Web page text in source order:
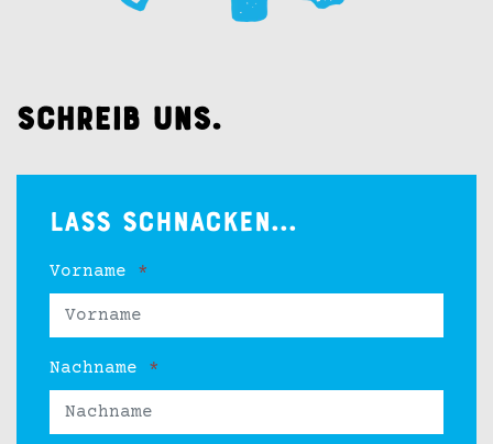
Schreib uns.
Lass schnacken...
Vorname *
Nachname *